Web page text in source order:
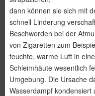
dann können sie sich mit
schnell Linderung
Beschwerden bei der
von Zigaretten zum
feuchte, warme Luft in
Schleimhäute wesentlich
Umgebung. Die Ursache
Wasserdampf